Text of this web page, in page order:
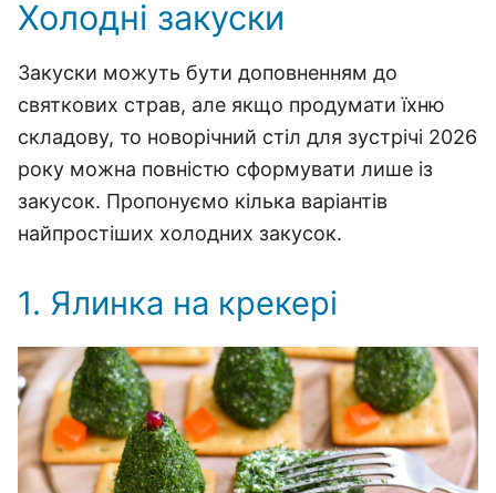
Холодні закуски
Закуски можуть бути доповненням до
святкових страв, але якщо продумати їхню
складову, то новорічний стіл для зустрічі 2026
року можна повністю сформувати лише із
закусок. Пропонуємо кілька варіантів
найпростіших холодних закусок.
1. Ялинка на крекері